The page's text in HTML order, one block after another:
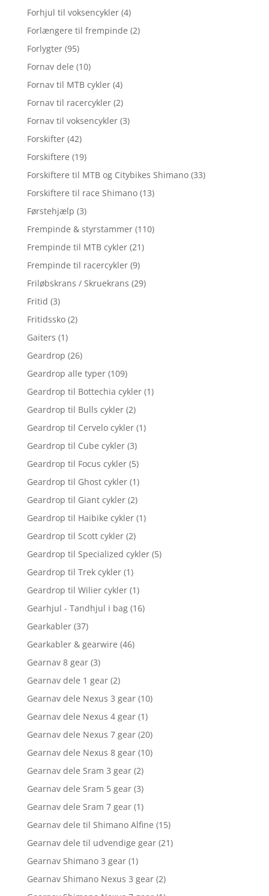
Forhjul til voksencykler (4)
Forlængere til frempinde (2)
Forlygter (95)
Fornav dele (10)
Fornav til MTB cykler (4)
Fornav til racercykler (2)
Fornav til voksencykler (3)
Forskifter (42)
Forskiftere (19)
Forskiftere til MTB og Citybikes Shimano (33)
Forskiftere til race Shimano (13)
Førstehjælp (3)
Frempinde & styrstammer (110)
Frempinde til MTB cykler (21)
Frempinde til racercykler (9)
Friløbskrans / Skruekrans (29)
Fritid (3)
Fritidssko (2)
Gaiters (1)
Geardrop (26)
Geardrop alle typer (109)
Geardrop til Bottechia cykler (1)
Geardrop til Bulls cykler (2)
Geardrop til Cervelo cykler (1)
Geardrop til Cube cykler (3)
Geardrop til Focus cykler (5)
Geardrop til Ghost cykler (1)
Geardrop til Giant cykler (2)
Geardrop til Haibike cykler (1)
Geardrop til Scott cykler (2)
Geardrop til Specialized cykler (5)
Geardrop til Trek cykler (1)
Geardrop til Wilier cykler (1)
Gearhjul - Tandhjul i bag (16)
Gearkabler (37)
Gearkabler & gearwire (46)
Gearnav 8 gear (3)
Gearnav dele 1 gear (2)
Gearnav dele Nexus 3 gear (10)
Gearnav dele Nexus 4 gear (1)
Gearnav dele Nexus 7 gear (20)
Gearnav dele Nexus 8 gear (10)
Gearnav dele Sram 3 gear (2)
Gearnav dele Sram 5 gear (3)
Gearnav dele Sram 7 gear (1)
Gearnav dele til Shimano Alfine (15)
Gearnav dele til udvendige gear (21)
Gearnav Shimano 3 gear (1)
Gearnav Shimano Nexus 3 gear (2)